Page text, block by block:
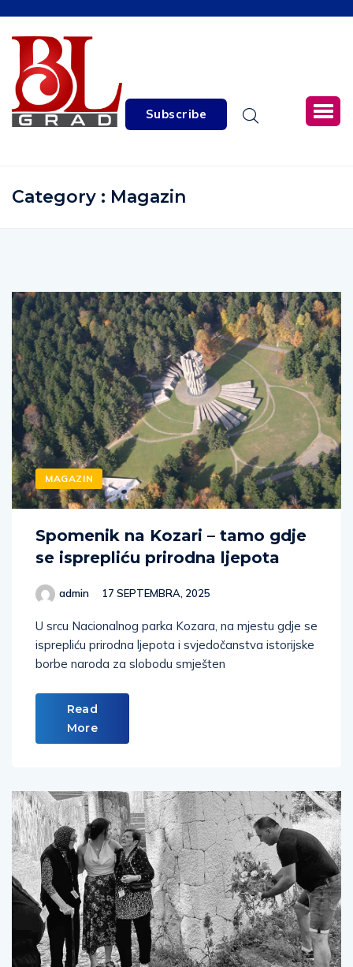
Subscribe
Category : Magazin
MAGAZIN
Spomenik na Kozari – tamo gdje
se isprepliću prirodna ljepota
admin 17 SEPTEMBRA, 2025
U srcu Nacionalnog parka Kozara, na mjestu gdje se
isprepliću prirodna ljepota i svjedočanstva istorijske
borbe naroda za slobodu smješten
Read
More